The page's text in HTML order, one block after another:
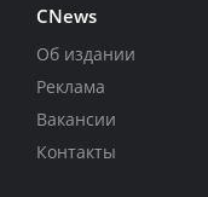
CNews
Об издании
Реклама
Вакансии
Контакты